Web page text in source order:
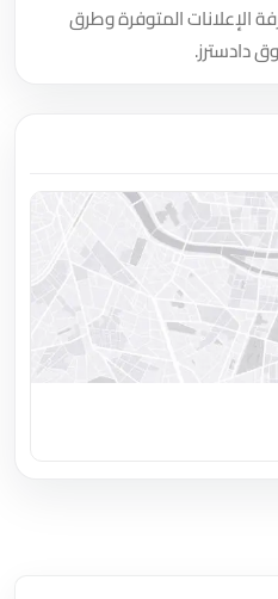
الإعلانات المتوفرة وطرق
دادسترز.